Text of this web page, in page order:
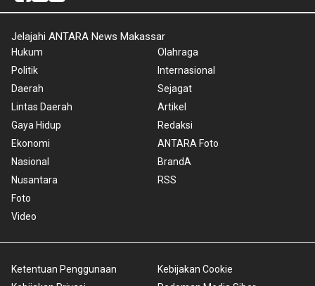
Jelajahi ANTARA News Makassar
Hukum
Politik
Daerah
Lintas Daerah
Gaya Hidup
Ekonomi
Nasional
Nusantara
Foto
Video
Olahraga
Internasional
Sejagat
Artikel
Redaksi
ANTARA Foto
BrandA
RSS
Ketentuan Penggunaan
Kebijakan Cookie